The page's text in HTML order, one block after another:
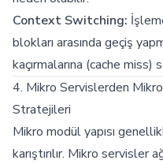
Context Switching:
blokları arasında geçiş
kaçırmalarına (cache
4. Mikro Servislerden
Stratejileri
Mikro modül yapısı
karıştırılır. Mikro servisler